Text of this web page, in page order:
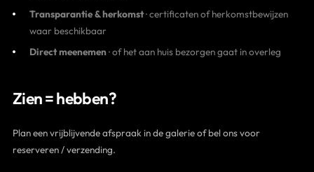
Transparantie & herkomst· certificaten of herkomstbewijzen
waar beschikbaar
Direct meenemen · of het aan huis bezorgen gaat in overleg
Zien = hebben?
Plan een vrijblijvende afspraak in de galerie of bel ons voor
reserveren / verzending.